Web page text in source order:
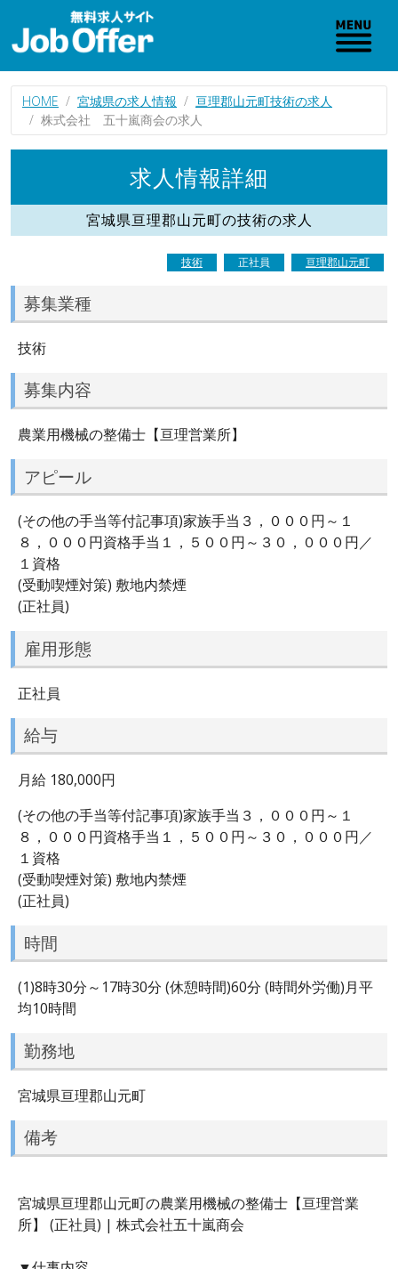
HOME 宮城県の求人情報
亘理郡山元町技術の求人
株式会社 五十嵐商会の求人
求人情報詳細
宮城県亘理郡山元町の技術の求人
技術 正社員 亘理郡山元町
募集業種
技術
募集内容
農業用機械の整備士【亘理営業所】
アピール
(その他の手当等付記事項)家族手当３，０００円～１
８，０００円資格手当１，５００円～３０，０００円／
１資格
(受動喫煙対策) 敷地内禁煙
(正社員)
雇用形態
正社員
給与
月給 180,000円
(その他の手当等付記事項)家族手当３，０００円～１
８，０００円資格手当１，５００円～３０，０００円／
１資格
(受動喫煙対策) 敷地内禁煙
(正社員)
時間
(1)8時30分～17時30分 (休憩時間)60分 (時間外労働)月平
均10時間
勤務地
宮城県亘理郡山元町
備考
宮城県亘理郡山元町の農業用機械の整備士【亘理営業
所】 (正社員) | 株式会社五十嵐商会